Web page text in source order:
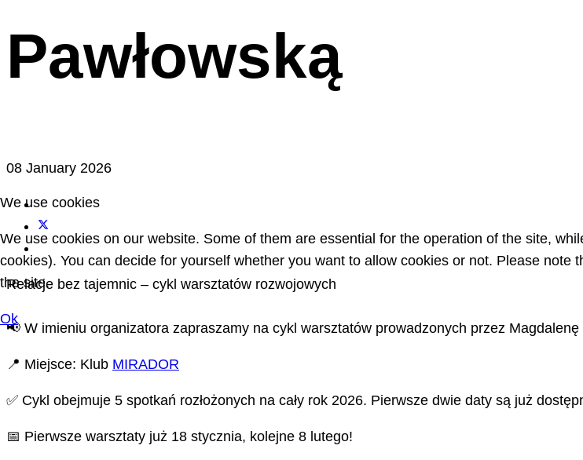
Pawłowską
08 January 2026
Relacje bez tajemnic – cykl warsztatów rozwojowych
📢 W imieniu organizatora zapraszamy na cykl warsztatów prowadzonych przez
📍 Miejsce: Klub MIRADOR
✅ Cykl obejmuje 5 spotkań rozłożonych na cały rok 2026. Pierwsze dwie daty są już
📅 Pierwsze warsztaty już 18 stycznia, kolejne 8 lutego!
We use cookies
We use cookies on our website. Some of them are essential for the operation of the site,
cookies). You can decide for yourself whether you want to allow cookies or not. Please
the site.
Ok